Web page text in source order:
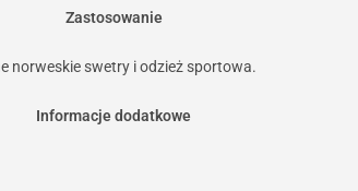
Zastosowanie
norweskie swetry i odzież sportowa.
Informacje dodatkowe